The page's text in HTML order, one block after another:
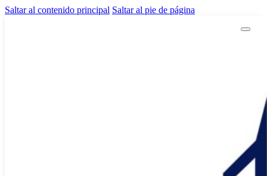
Saltar al contenido principal Saltar al pie de página